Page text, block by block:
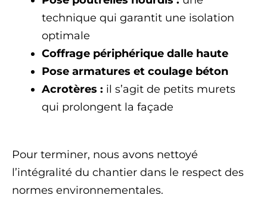
technique qui garantit une isolation
optimale
Coffrage périphérique dalle haute
Pose armatures et coulage béton
Acrotères : il s’agit de petits murets
qui prolongent la façade
Pour terminer, nous avons nettoyé
l’intégralité du chantier dans le respect des
normes environnementales.